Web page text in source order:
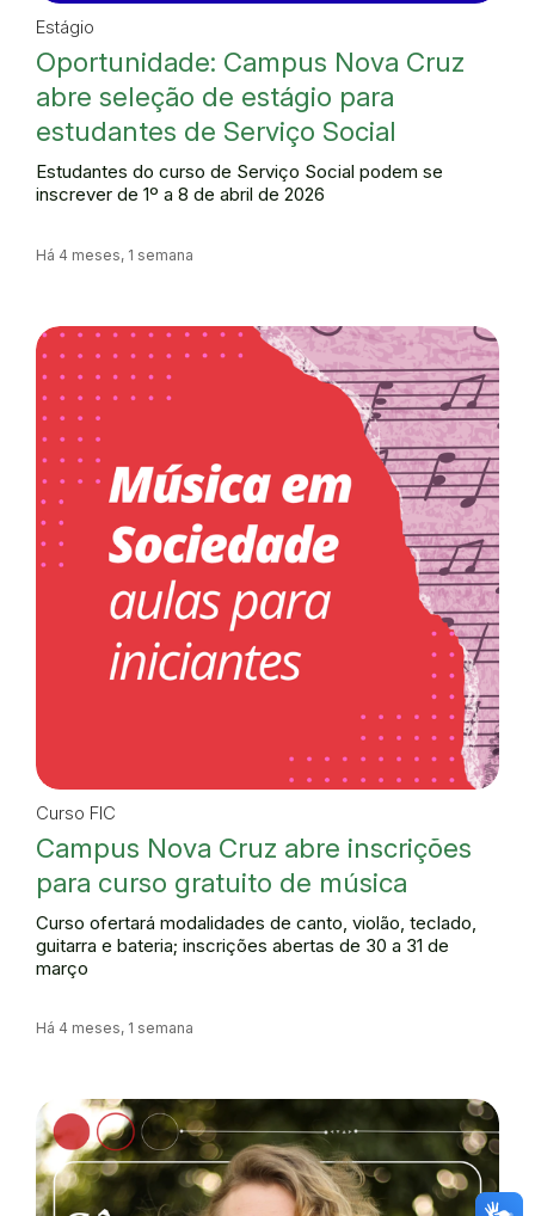
Estágio
Oportunidade: Campus Nova Cruz
abre seleção de estágio para
estudantes de Serviço Social
Estudantes do curso de Serviço Social podem se
inscrever de 1º a 8 de abril de 2026
Há 4 meses, 1 semana
Curso FIC
Campus Nova Cruz abre inscrições
para curso gratuito de música
Curso ofertará modalidades de canto, violão, teclado,
guitarra e bateria; inscrições abertas de 30 a 31 de
março
Há 4 meses, 1 semana